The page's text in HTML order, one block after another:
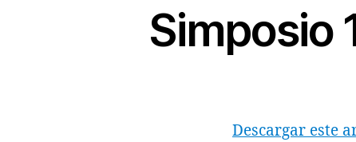
Simposio
Descargar este